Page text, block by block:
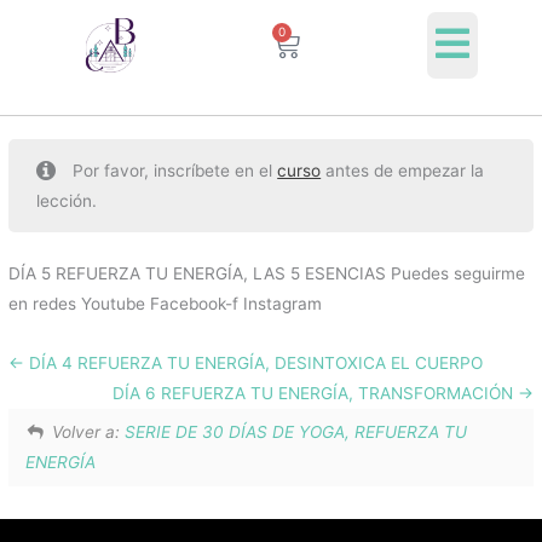
0
Cart
Por favor, inscríbete en elcurso antes de empezar la
lección.
DÍA 5 REFUERZA TU ENERGÍA, LAS 5 ESENCIAS Puedes seguirme
en redes Youtube Facebook-f Instagram
DÍA 4 REFUERZA TU ENERGÍA, DESINTOXICA EL CUERPO
DÍA 6 REFUERZA TU ENERGÍA, TRANSFORMACIÓN
Volver a:SERIE DE 30 DÍAS DE YOGA, REFUERZA TU
ENERGÍA